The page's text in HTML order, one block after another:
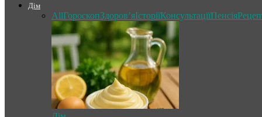
Дім
AllГороскопЗдоров’яІсторіїКонсультаціїПенсія